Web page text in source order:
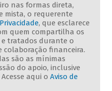
nas formas direta,
mista, o requerente
, que esclarece
quem compartilha os
e tratados durante o
colaboração financeira.
são as mínimas
do apoio, inclusive
aqui o Aviso de